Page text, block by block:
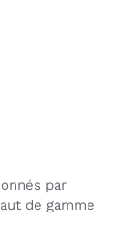
par
de gamme